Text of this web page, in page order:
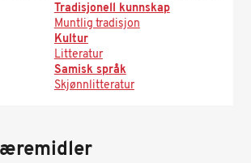
Tradisjonell kunnskap
Muntlig tradisjon
Kultur
Litteratur
Samisk språk
Skjønnlitteratur